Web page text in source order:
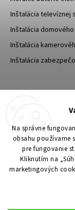
Na správne
obsahu používame
pre fungovanie
Kliknutím na
marketingových
Inštalácia televíznej
Inštalácia
Inštalácia
Inštalácia